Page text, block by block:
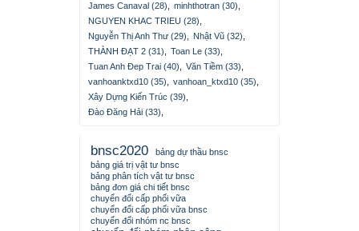
James Canaval (28)
minhthotran (30)
NGUYEN KHAC TRIEU (28)
Nguyễn Thị Anh Thư (29)
Nhật Vũ (32)
THÀNH ĐẠT 2 (31)
Toan Le (33)
Tuan Anh Đep Trai (40)
Văn Tiềm (33)
vanhoanktxd10 (35)
vanhoan_ktxd10 (35)
Xây Dựng Kiến Trúc (39)
Đào Đăng Hải (33)
bnsc2020
bảng dự thầu bnsc
bảng giá trị vật tư bnsc
bảng phân tích vật tư bnsc
bảng đơn giá chi tiết bnsc
chuyển đổi cấp phối vữa
chuyển đổi cấp phối vữa bnsc
chuyển đổi nhóm nc bnsc